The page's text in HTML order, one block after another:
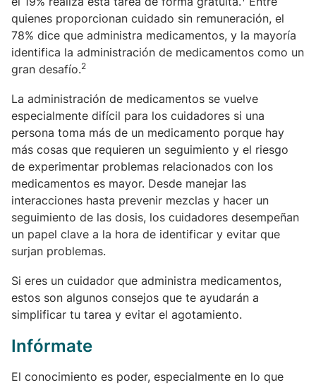
quienes proporcionan cuidado sin remuneración, el
78% dice que administra medicamentos, y la mayoría
identifica la administración de medicamentos como un
gran desafío.2
La administración de medicamentos se vuelve
especialmente difícil para los cuidadores si una
persona toma más de un medicamento porque hay
más cosas que requieren un seguimiento y el riesgo
de experimentar problemas relacionados con los
medicamentos es mayor. Desde manejar las
interacciones hasta prevenir mezclas y hacer un
seguimiento de las dosis, los cuidadores desempeñan
un papel clave a la hora de identificar y evitar que
surjan problemas.
Si eres un cuidador que administra medicamentos,
estos son algunos consejos que te ayudarán a
simplificar tu tarea y evitar el agotamiento.
Infórmate
El conocimiento es poder, especialmente en lo que